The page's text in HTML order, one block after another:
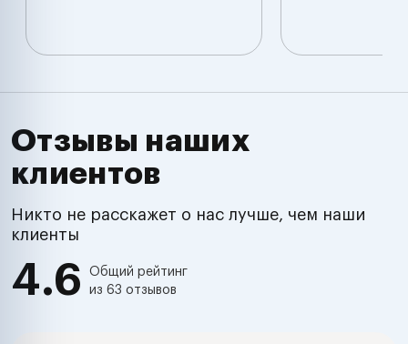
Отзывы наших
клиентов
Никто не расскажет о нас лучше, чем наши
клиенты
4.6
Общий рейтинг
из 63 отзывов